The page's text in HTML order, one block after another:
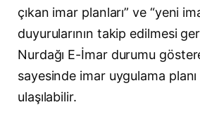
çıkan imar planları” ve “yeni
duyurularının takip edilmesi
Nurdağı E-İmar durumu
sayesinde imar uygulama planı
ulaşılabilir.